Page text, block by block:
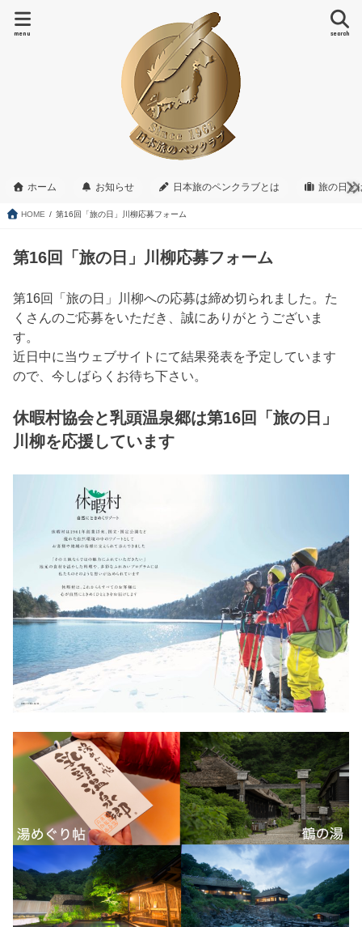
search
menu
ホーム お知らせ 日本旅のペンクラブとは 旅の日と
HOME 第16回「旅の日」川柳応募フォーム
第16回「旅の日」川柳応募フォーム
第16回「旅の日」川柳への応募は締め切られました。た
くさんのご応募をいただき、誠にありがとうございま
す。
近日中に当ウェブサイトにて結果発表を予定しています
ので、今しばらくお待ち下さい。
休暇村協会と乳頭温泉郷は第16回「旅の日」
川柳を応援しています